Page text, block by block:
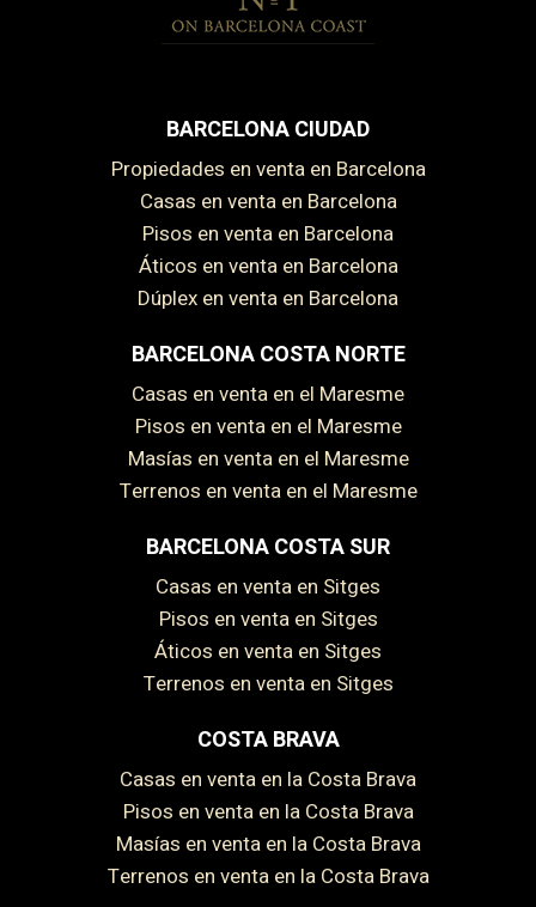
BARCELONA CIUDAD
Propiedades en venta en Barcelona
Casas en venta en Barcelona
Pisos en venta en Barcelona
Áticos en venta en Barcelona
Dúplex en venta en Barcelona
BARCELONA COSTA NORTE
Casas en venta en el Maresme
Pisos en venta en el Maresme
Masías en venta en el Maresme
Terrenos en venta en el Maresme
BARCELONA COSTA SUR
Casas en venta en Sitges
Pisos en venta en Sitges
Áticos en venta en Sitges
Terrenos en venta en Sitges
COSTA BRAVA
Casas en venta en la Costa Brava
Pisos en venta en la Costa Brava
Masías en venta en la Costa Brava
Terrenos en venta en la Costa Brava